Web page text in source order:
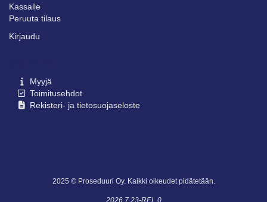
Kassalle
Peruuta tilaus
Kirjaudu
Myyjä
Toimitusehdot
Rekisteri- ja tietosuojaseloste
2025 © Proseduuri Oy. Kaikki oikeudet pidätetään.
2026.7.23-REL.0